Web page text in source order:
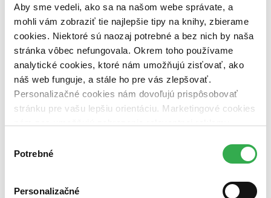
Aby sme vedeli, ako sa na našom webe správate, a
mohli vám zobraziť tie najlepšie tipy na knihy, zbierame
cookies. Niektoré sú naozaj potrebné a bez nich by naša
stránka vôbec nefungovala. Okrem toho používame
analytické cookies, ktoré nám umožňujú zisťovať, ako
náš web funguje, a stále ho pre vás zlepšovať.
Personalizačné cookies nám dovoľujú prispôsobovať
stránku pre vašu lepšiu orientáciu. Marketingové cookies
nám pomohlo, keby sme mohli používať všetky tieto
súhlasu
Potrebné
Personalizačné
dostupná (bez vypredaných) (0 titulov)dostupná (bez
vypredaných)
Nové / čítané
nová (0 titulov)nová
čítaná (0 titulov)čítaná
čítaná - výborný stav (0 titulov)
čítaná - výborný stav
čítaná - mierne opotrebovaná (0 titulov)
opotrebovaná
čítané verzie vypredaných kníh (0 titulov)čítané verzie